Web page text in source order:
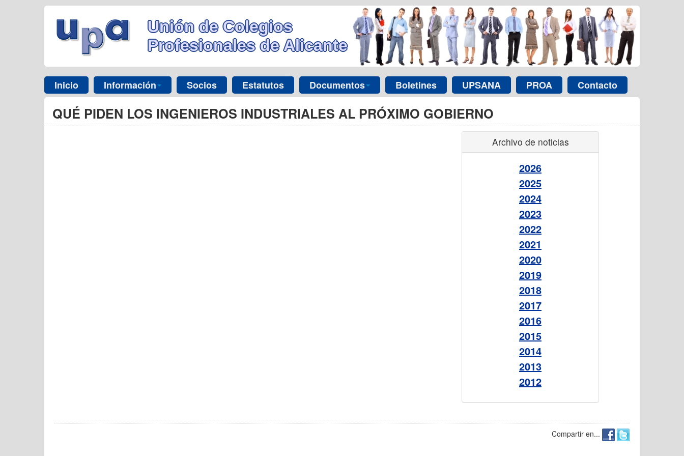
Unión de Colegios
Profesionales de Alicante
Inicio Información Socios Estatutos Documentos Boletines UPSANA PROA Contacto
QUÉ PIDEN LOS INGENIEROS INDUSTRIALES AL PRÓXIMO GOBIERNO
Archivo de noticias
2026
2025
2024
2023
2022
2021
2020
2019
2018
2017
2016
2015
2014
2013
2012
Compartir en...